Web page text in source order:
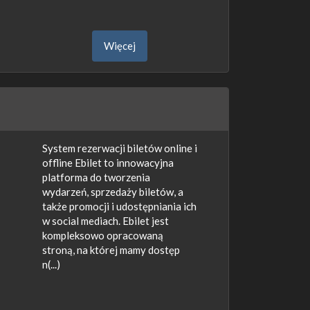
Więcej
System rezerwacji biletów online i
offline Ebilet to innowacyjna
platforma do tworzenia
wydarzeń, sprzedaży biletów, a
także promocji i udostępniania ich
w social mediach. Ebilet jest
kompleksowo opracowaną
stroną, na której mamy dostęp
n(...)